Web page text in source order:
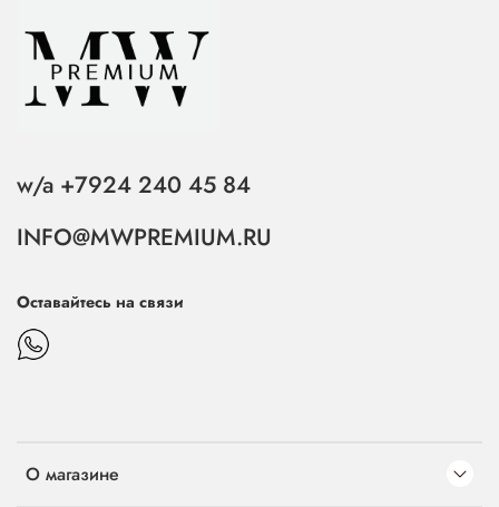
О магазине
w/a +7924 240 45 84
INFO@MWPREMIUM.RU
Оставайтесь на связи